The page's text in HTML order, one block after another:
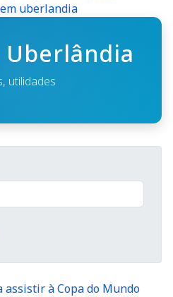
uberlandia
Uberlândia
utilidades
à Copa do Mundo